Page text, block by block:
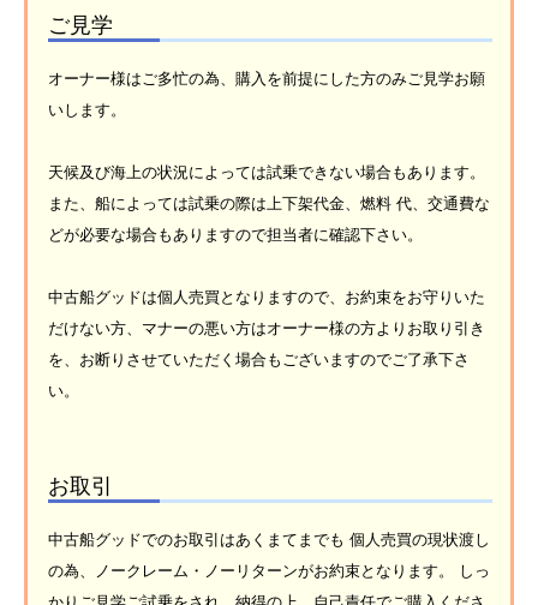
ご見学
オーナー様はご多忙の為、購入を前提にした方のみご見学お願
いします。
天候及び海上の状況によっては試乗できない場合もあります。
また、船によっては試乗の際は上下架代金、燃料 代、交通費な
どが必要な場合もありますので担当者に確認下さい。
中古船グッドは個人売買となりますので、お約束をお守りいた
だけない方、マナーの悪い方はオーナー様の方よりお取り引き
を、お断りさせていただく場合もございますのでご了承下さ
い。
お取引
中古船グッドでのお取引はあくまてまでも 個人売買の現状渡し
の為、ノークレーム・ノーリターンがお約束となります。 しっ